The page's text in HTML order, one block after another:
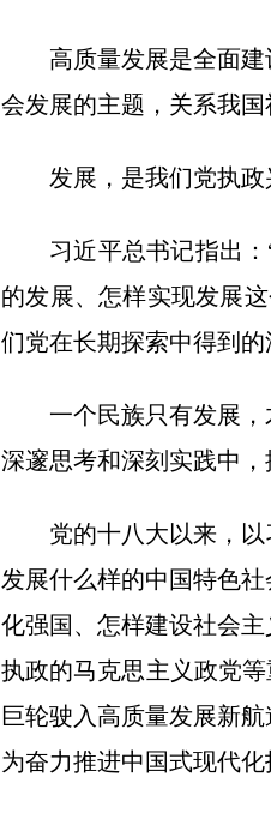
高质量发展是全面
会发展的主题，关系我
发展，是我们党执政
习近平总书记指出
的发展、怎样实现发展
们党在长期探索中得到的
一个民族只有发展
深邃思考和深刻实践中，
党的十八大以来，
发展什么样的中国特色
化强国、怎样建设社会
执政的马克思主义政党
巨轮驶入高质量发展新
为奋力推进中国式现代化